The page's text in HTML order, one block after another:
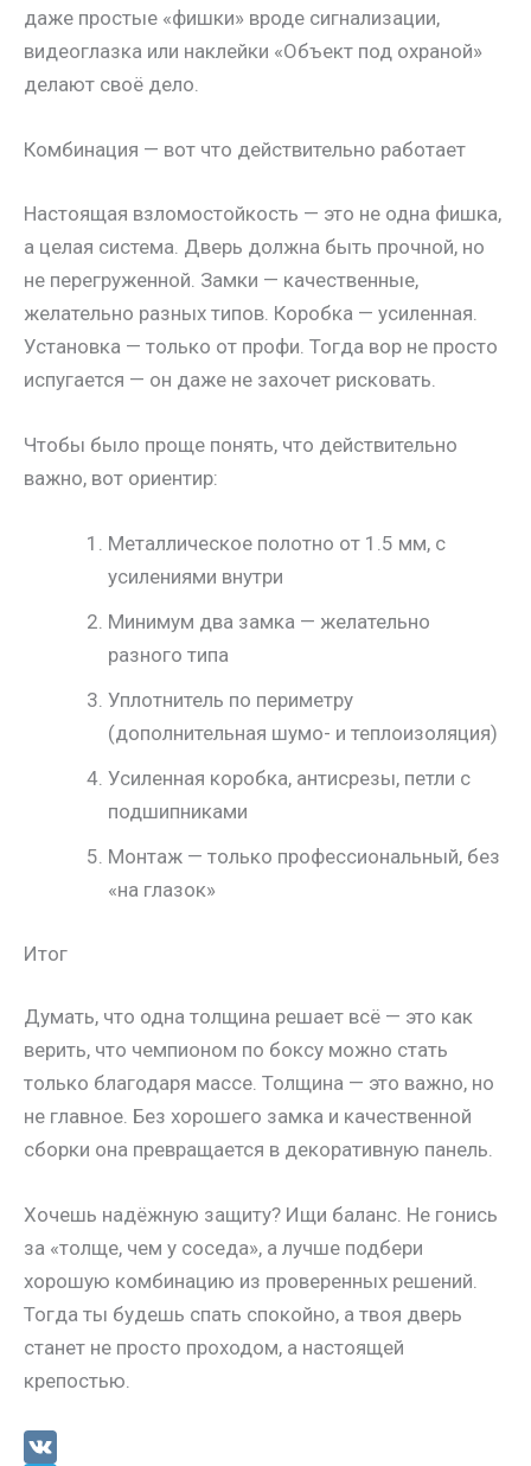
даже простые «фишки» вроде сигнализации,
видеоглазка или наклейки «Объект под охраной»
делают своё дело.
Комбинация — вот что действительно работает
Настоящая взломостойкость — это не одна фишка,
а целая система. Дверь должна быть прочной, но
не перегруженной. Замки — качественные,
желательно разных типов. Коробка — усиленная.
Установка — только от профи. Тогда вор не просто
испугается — он даже не захочет рисковать.
Чтобы было проще понять, что действительно
важно, вот ориентир:
Металлическое полотно от 1.5 мм, с
усилениями внутри
Минимум два замка — желательно
разного типа
Уплотнитель по периметру
(дополнительная шумо- и теплоизоляция)
Усиленная коробка, антисрезы, петли с
подшипниками
Монтаж — только профессиональный, без
«на глазок»
Итог
Думать, что одна толщина решает всё — это как
верить, что чемпионом по боксу можно стать
только благодаря массе. Толщина — это важно, но
не главное. Без хорошего замка и качественной
сборки она превращается в декоративную панель.
Хочешь надёжную защиту? Ищи баланс. Не гонись
за «толще, чем у соседа», а лучше подбери
хорошую комбинацию из проверенных решений.
Тогда ты будешь спать спокойно, а твоя дверь
станет не просто проходом, а настоящей
крепостью.